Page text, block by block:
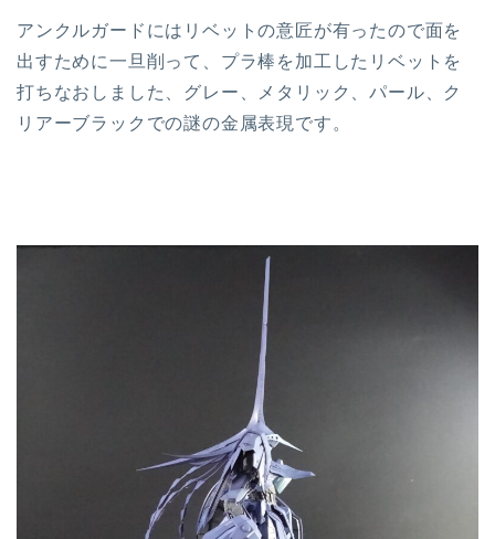
アンクルガードにはリベットの意匠が有ったので面を
出すために一旦削って、プラ棒を加工したリベットを
打ちなおしました、グレー、メタリック、パール、ク
リアーブラックでの謎の金属表現です。